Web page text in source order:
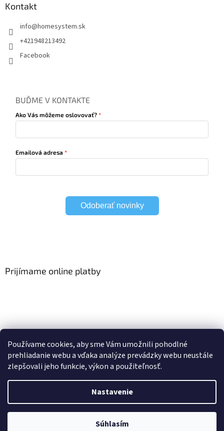
Používame cookies, aby sme Vám umožnili pohodlné
prehliadanie webu a vďaka analýze prevádzky webu neustále
zlepšovali jeho funkcie, výkon a použiteľnosť.
Nastavenie
Súhlasím
Kontakt
info@homesystem.sk
+421948213492
Facebook
BUĎME V KONTAKTE
Ako Vás môžeme oslovovať?
Emailová adresa
Odoberať novinky
Prijímame online platby
Copyright 2026HomeSystem.sk. Všetky práva vyhradené.Upraviť
nastavenie cookies